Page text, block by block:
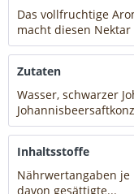
Das vollfruchtige
macht diesen Nektar
Zutaten
Wasser, schwarzer
Inhaltsstoffe
Nährwertangaben je
davon gesättigte...